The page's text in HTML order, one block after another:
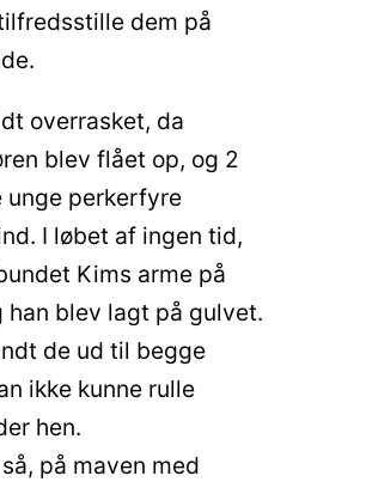
dem på
overrasket, da
blev flået op, og 2
unge perkerfyre
I løbet af ingen tid,
Kims arme på
han blev lagt på gulvet.
de ud til begge
ikke kunne rulle
hen.
på maven med